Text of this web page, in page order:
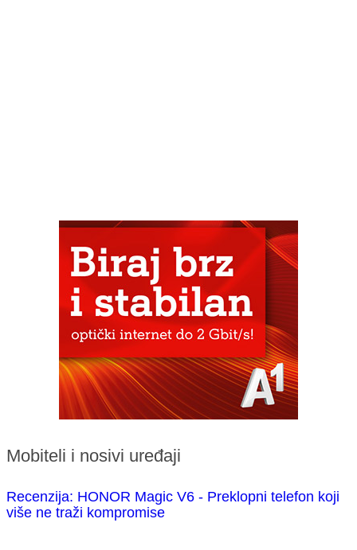
Mobiteli i nosivi uređaji
Recenzija: HONOR Magic V6 - Preklopni telefon koji
više ne traži kompromise